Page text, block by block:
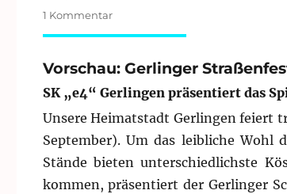
1 Kommentarzu
2012
Vorschau: Gerlinger
SK „e4“ Gerlingen präsentiert das
Unsere Heimatstadt Gerlingen feiert
September). Um das leibliche Wohl
Stände bieten unterschiedlichste
kommen, präsentiert der Gerlinger